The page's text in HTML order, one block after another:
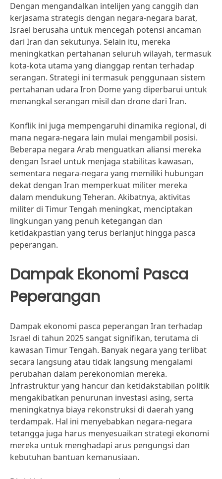
Dengan mengandalkan intelijen yang canggih dan
kerjasama strategis dengan negara-negara barat,
Israel berusaha untuk mencegah potensi ancaman
dari Iran dan sekutunya. Selain itu, mereka
meningkatkan pertahanan seluruh wilayah, termasuk
kota-kota utama yang dianggap rentan terhadap
serangan. Strategi ini termasuk penggunaan sistem
pertahanan udara Iron Dome yang diperbarui untuk
menangkal serangan misil dan drone dari Iran.
Konflik ini juga mempengaruhi dinamika regional, di
mana negara-negara lain mulai mengambil posisi.
Beberapa negara Arab menguatkan aliansi mereka
dengan Israel untuk menjaga stabilitas kawasan,
sementara negara-negara yang memiliki hubungan
dekat dengan Iran memperkuat militer mereka
dalam mendukung Teheran. Akibatnya, aktivitas
militer di Timur Tengah meningkat, menciptakan
lingkungan yang penuh ketegangan dan
ketidakpastian yang terus berlanjut hingga pasca
peperangan.
Dampak Ekonomi Pasca
Peperangan
Dampak ekonomi pasca peperangan Iran terhadap
Israel di tahun 2025 sangat signifikan, terutama di
kawasan Timur Tengah. Banyak negara yang terlibat
secara langsung atau tidak langsung mengalami
perubahan dalam perekonomian mereka.
Infrastruktur yang hancur dan ketidakstabilan politik
mengakibatkan penurunan investasi asing, serta
meningkatnya biaya rekonstruksi di daerah yang
terdampak. Hal ini menyebabkan negara-negara
tetangga juga harus menyesuaikan strategi ekonomi
mereka untuk menghadapi arus pengungsi dan
kebutuhan bantuan kemanusiaan.